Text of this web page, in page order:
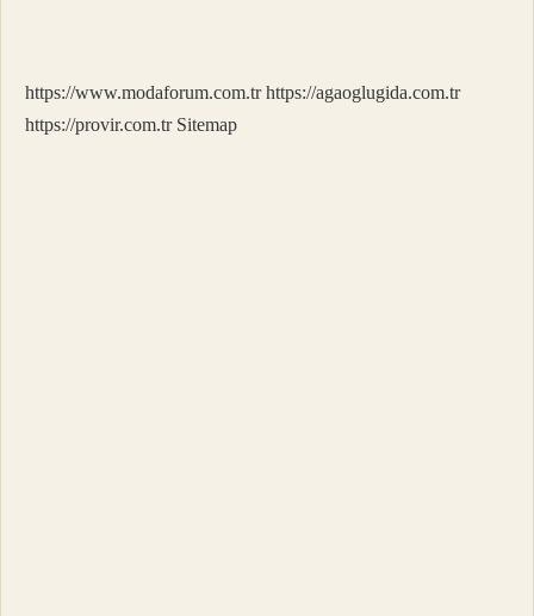
https://www.modaforum.com.tr https://agaoglugida.com.tr
https://provir.com.tr Sitemap